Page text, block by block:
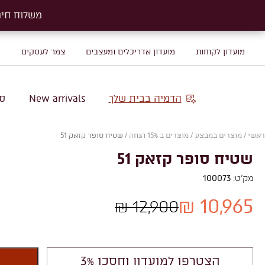
מועדון לקוחות מועדון אדריכלים ומעצבים צמר לעסקים
הדמיה בבית שלך New arrivals
ראשי / מוצרים במבצע / מוצרים ב 15% הנחה / שטיח סופר קזאק 51
שטיח סופר קזאק 51
מק"ט: 100073
12,900 ₪ 10,965 ₪
הצטרפו למועדון וחסכו 3%
משלוח חינם על
משלוח חינם על